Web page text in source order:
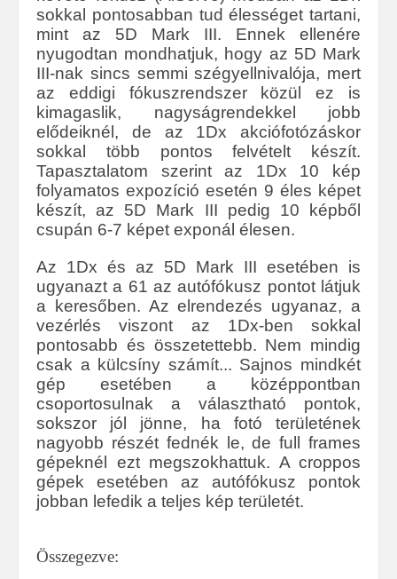
sokkal pontosabban tud élességet tartani,
mint az 5D Mark III. Ennek ellenére
nyugodtan mondhatjuk, hogy az 5D Mark
III-nak sincs semmi szégyellnivalója, mert
az eddigi fókuszrendszer közül ez is
kimagaslik, nagyságrendekkel jobb
elődeiknél, de az 1Dx akciófotózáskor
sokkal több pontos felvételt készít.
Tapasztalatom szerint az 1Dx 10 kép
folyamatos expozíció esetén 9 éles képet
készít, az 5D Mark III pedig 10 képből
csupán 6-7 képet exponál élesen.
Az 1Dx és az 5D Mark III esetében is
ugyanazt a 61 az autófókusz pontot látjuk
a keresőben. Az elrendezés ugyanaz, a
vezérlés viszont az 1Dx-ben sokkal
pontosabb és összetettebb. Nem mindig
csak a külcsíny számít... Sajnos mindkét
gép esetében a középpontban
csoportosulnak a választható pontok,
sokszor jól jönne, ha fotó területének
nagyobb részét fednék le, de full frames
gépeknél ezt megszokhattuk. A croppos
gépek esetében az autófókusz pontok
jobban lefedik a teljes kép területét.
Összegezve: